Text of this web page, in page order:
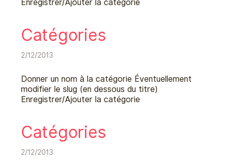
Enregistrer/Ajouter la catégorie
Catégories
2/12/2013
Donner un nom à la catégorie Éventuellement
modifier le slug (en dessous du titre)
Enregistrer/Ajouter la catégorie
Catégories
2/12/2013